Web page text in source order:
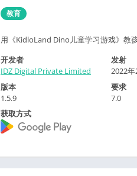
教育
用《KidloLand Dino儿童学习游戏》教
开发者
IDZ Digital Private Limited
发射
2022年
版本
1.5.9
要求
7.0
获取方式